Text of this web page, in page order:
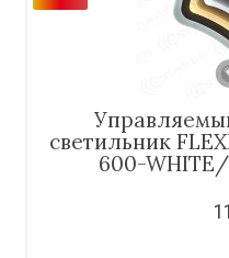
светильник
600-WHITE/